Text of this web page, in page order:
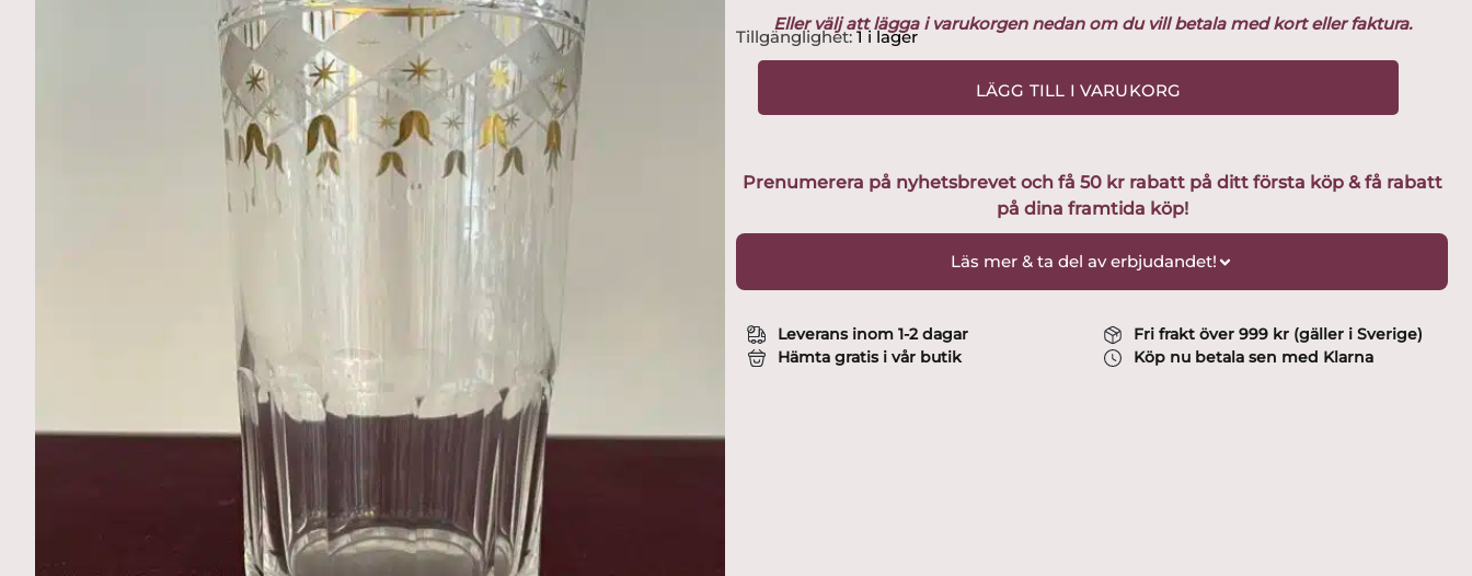
Eller välj att lägga i varukorgen nedan om du vill betala med kort eller faktura.
Tillgänglighet: 1 i lager
Kosta
Boda
Odelberg
Öl
Gin
glas
45cl
design
LÄGG TILL I VARUKORG
Prenumerera på nyhetsbrevet och få 50 kr rabatt på ditt första köp & få rabatt
på dina framtida köp!
Läs mer & ta del av erbjudandet!
Leverans inom 1-2 dagar
Hämta gratis i vår butik
Fri frakt över 999 kr (gäller i Sverige)
Köp nu betala sen med Klarna